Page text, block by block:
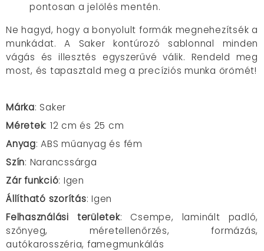
pontosan a jelölés mentén.​
Ne hagyd, hogy a bonyolult formák megnehezítsék a
munkádat. A Saker kontúrozó sablonnal minden
vágás és illesztés egyszerűvé válik. Rendeld meg
most, és tapasztald meg a precíziós munka örömét!​
Márka: Saker
Méretek: 12 cm és 25 cm​
Anyag: ABS műanyag és fém​
Szín: Narancssárga​
Zár funkció: Igen​
Állítható szorítás: Igen​
Felhasználási területek: Csempe, laminált padló,
szőnyeg, méretellenőrzés, formázás,
autókarosszéria, famegmunkálás